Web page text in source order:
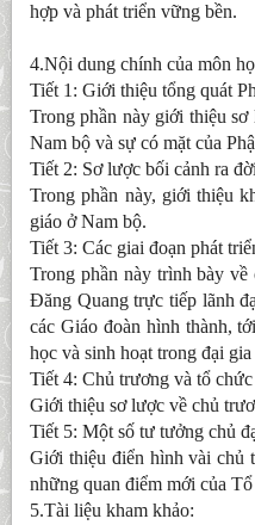
hợp và phát triển vững bền.
4.Nội dung chính của môn
Tiết 1: Giới thiệu tổng quát
Trong phần này giới thiệu
Nam bộ và sự có mặt của
Tiết 2: Sơ lược bối cảnh ra
Trong phần này, giới thiệu
giáo ở Nam bộ.
Tiết 3: Các giai đoạn phát
Trong phần này trình bày
Đăng Quang trực tiếp lãnh
các Giáo đoàn hình thành,
học và sinh hoạt trong đại
Tiết 4: Chủ trương và tổ
Giới thiệu sơ lược về chủ
Tiết 5: Một số tư tưởng chủ
Giới thiệu điển hình vài chủ
những quan điểm mới của Tổ
5.Tài liệu kham khảo: